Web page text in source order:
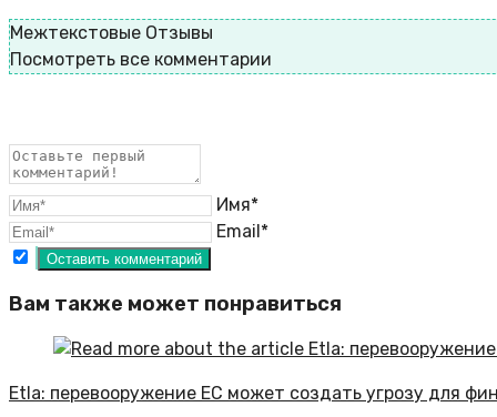
Межтекстовые Отзывы
Посмотреть все комментарии
Имя*
Email*
Вам также может понравиться
Etla: перевооружение ЕС может создать угрозу для